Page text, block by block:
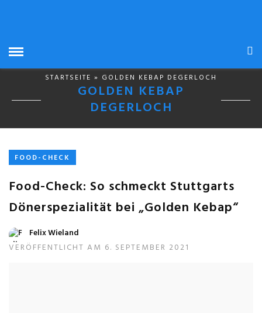
STARTSEITE » GOLDEN KEBAP DEGERLOCH
GOLDEN KEBAP
DEGERLOCH
FOOD-CHECK
Food-Check: So schmeckt Stuttgarts
Dönerspezialität bei „Golden Kebap“
Felix Wieland
VERÖFFENTLICHT AM 6. SEPTEMBER 2021